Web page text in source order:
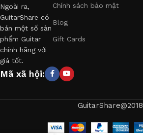
Ngoài ra,
GuitarShare có
bán một số sản
phẩm Guitar
chính hãng với
giá tốt.
Chính sách bảo mật
Blog
Gift Cards
Mã xã hội:
GuitarShare@2018